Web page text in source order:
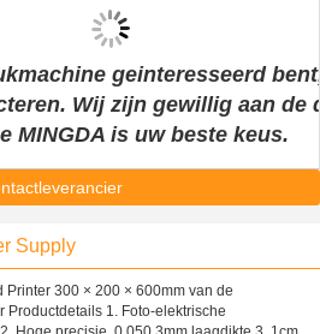
geinteresseerd
Wij zijn gewillig aan de
MINGDA is uw beste keus.
Supply
300 × 200 × 600mm van de
Productdetails 1. Foto-elektrische